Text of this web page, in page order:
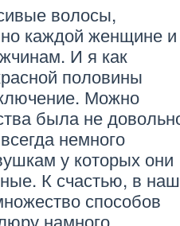
волосы,
каждой женщине и
И я как
половины
Можно
была не
немного
у которых они
К счастью, в
способов
намного